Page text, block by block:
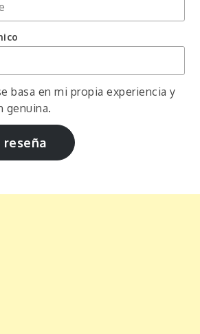
basa en mi propia experiencia y
genuina.
reseña